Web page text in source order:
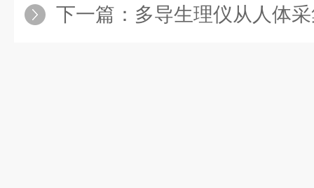
下一篇： 多导生理仪从人体